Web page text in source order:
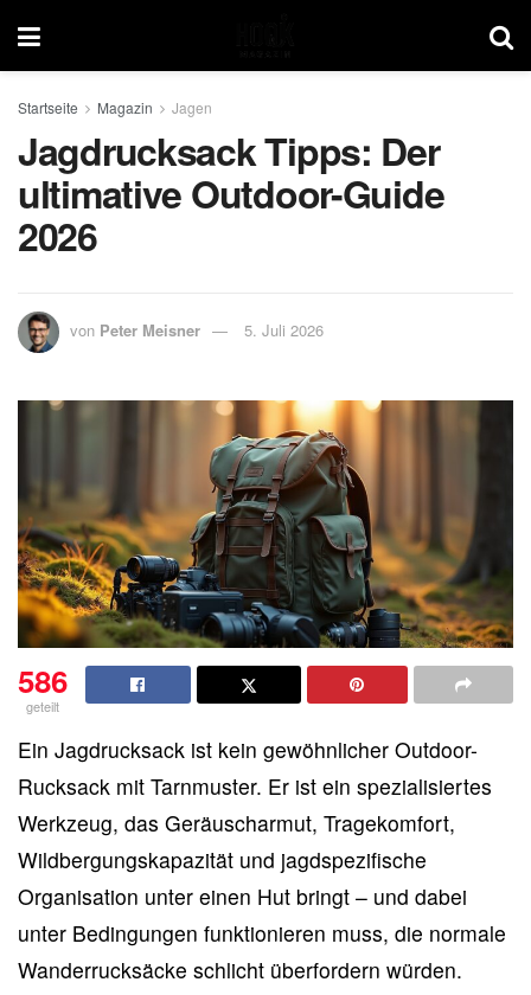
Startseite Magazin Jagen
Jagdrucksack Tipps: Der
ultimative Outdoor-Guide
2026
von Peter Meisner 5. Juli 2026
586
geteilt
Ein Jagdrucksack ist kein gewöhnlicher Outdoor-
Rucksack mit Tarnmuster. Er ist ein spezialisiertes
Werkzeug, das Geräuscharmut, Tragekomfort,
Wildbergungskapazität und jagdspezifische
Organisation unter einen Hut bringt – und dabei
unter Bedingungen funktionieren muss, die normale
Wanderrucksäcke schlicht überfordern würden.